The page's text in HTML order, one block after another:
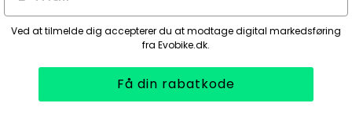
Ved at tilmelde dig accepterer du at modtage digital markedsføring
fra Evobike.dk.
Få din rabatkode